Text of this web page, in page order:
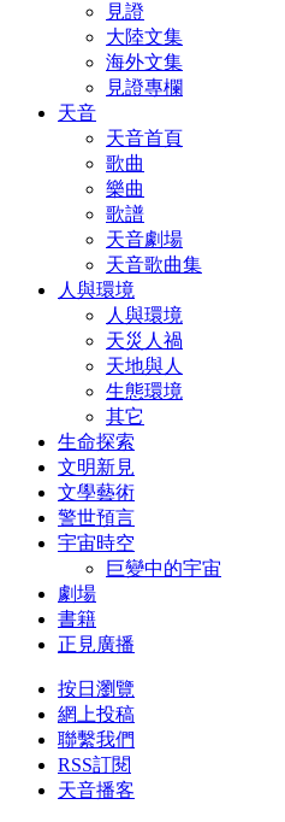
見證
大陸文集
海外文集
見證專欄
天音
天音首頁
歌曲
樂曲
歌譜
天音劇場
天音歌曲集
人與環境
人與環境
天災人禍
天地與人
生態環境
其它
生命探索
文明新見
文學藝術
警世預言
宇宙時空
巨變中的宇宙
劇場
書籍
正見廣播
按日瀏覽
網上投稿
聯繫我們
RSS訂閱
天音播客